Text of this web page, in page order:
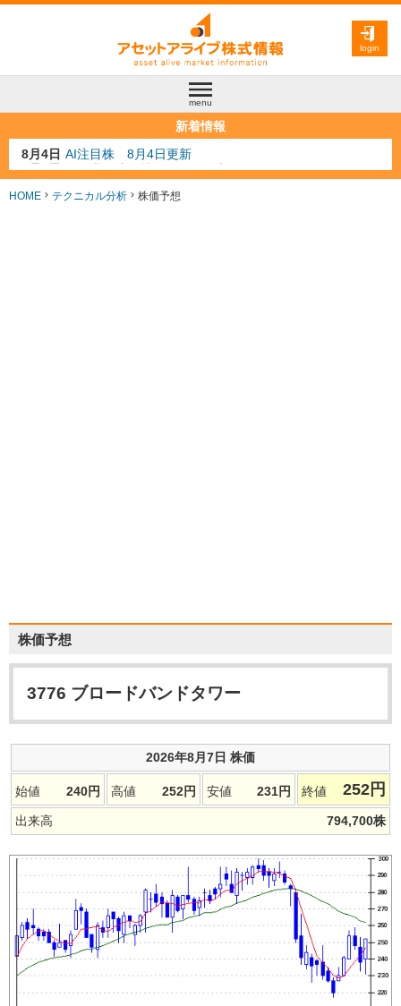
login
menu
新着情報
8月3日 人気業種注目株 8月3日更新
8月2日 金融注目株 8月2日更新
7月29日 日経225シグナル点灯
HOME テクニカル分析 株価予想
株価予想
3776 ブロードバンドタワー
2026年8月7日 株価
始値 240円 高値 252円 安値 231円 終値 252 円
出来高 794,700株